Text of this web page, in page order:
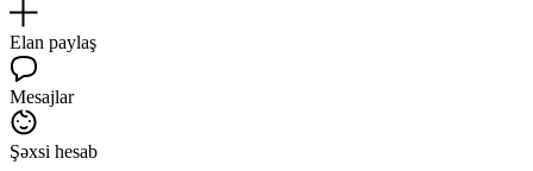
Elan paylaş
Mesajlar
Şəxsi hesab